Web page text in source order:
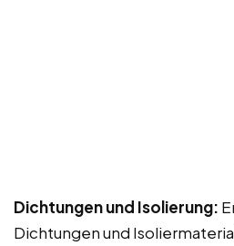
Dichtungen und Isolierung:
Dichtungen und